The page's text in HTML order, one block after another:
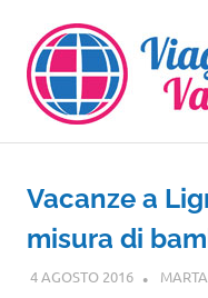
contenuto
Vacanze a
misura di
4 AGOSTO 2016 MARTA